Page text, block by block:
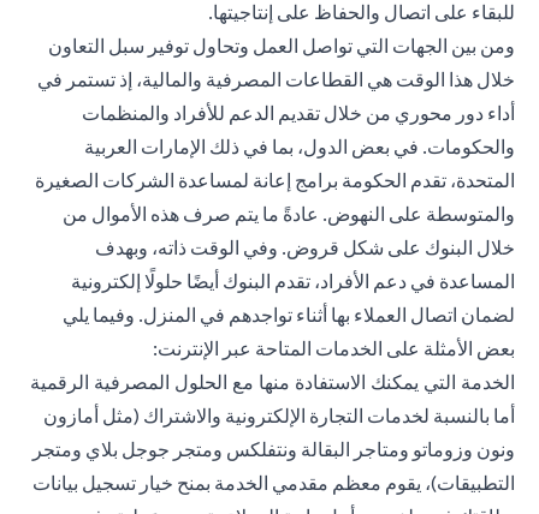
للبقاء على اتصال والحفاظ على إنتاجيتها.
ومن بين الجهات التي تواصل العمل وتحاول توفير سبل التعاون
خلال هذا الوقت هي القطاعات المصرفية والمالية، إذ تستمر في
أداء دور محوري من خلال تقديم الدعم للأفراد والمنظمات
والحكومات. في بعض الدول، بما في ذلك الإمارات العربية
المتحدة، تقدم الحكومة برامج إعانة لمساعدة الشركات الصغيرة
والمتوسطة على النهوض. عادةً ما يتم صرف هذه الأموال من
خلال البنوك على شكل قروض. وفي الوقت ذاته، وبهدف
المساعدة في دعم الأفراد، تقدم البنوك أيضًا حلولًا إلكترونية
لضمان اتصال العملاء بها أثناء تواجدهم في المنزل. وفيما يلي
بعض الأمثلة على الخدمات المتاحة عبر الإنترنت:
الخدمة التي يمكنك الاستفادة منها مع الحلول المصرفية الرقمية
أما بالنسبة لخدمات التجارة الإلكترونية والاشتراك (مثل أمازون
ونون وزوماتو ومتاجر البقالة ونتفلكس ومتجر جوجل بلاي ومتجر
التطبيقات)، يقوم معظم مقدمي الخدمة بمنح خيار تسجيل بيانات